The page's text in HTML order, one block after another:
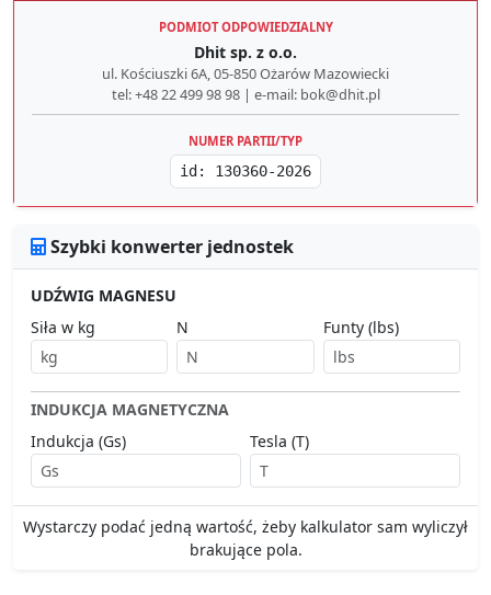
PODMIOT ODPOWIEDZIALNY
Dhit sp. z o.o.
ul. Kościuszki 6A, 05-850 Ożarów Mazowiecki
tel: +48 22 499 98 98 | e-mail: bok@dhit.pl
NUMER PARTII/TYP
id: 130360-2026
Szybki konwerter jednostek
UDŹWIG MAGNESU
Siła w kg
N Funty (lbs)
INDUKCJA MAGNETYCZNA
Indukcja (Gs)
Tesla (T)
Wystarczy podać jedną wartość, żeby kalkulator sam wyliczył
brakujące pola.